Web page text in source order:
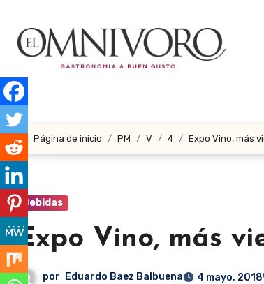
contenido
Página de inicio PM V 4 Expo Vino, más
Bebidas
Expo Vino, más
por Eduardo Baez Balbuena 4 mayo, 2018